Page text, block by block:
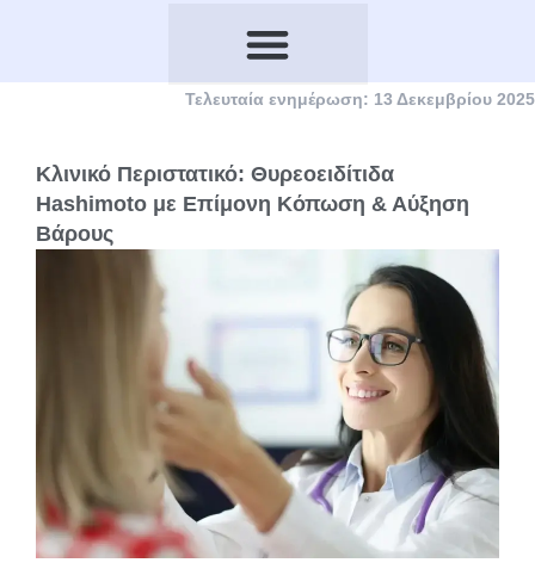
Τελευταία ενημέρωση: 13 Δεκεμβρίου 2025
Κλινικό Περιστατικό: Θυρεοειδίτιδα
Hashimoto με Επίμονη Κόπωση & Αύξηση
Βάρους